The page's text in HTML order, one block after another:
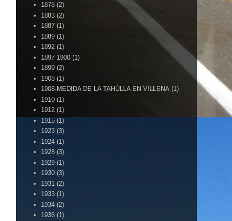
1878 (2)
1883 (2)
1887 (1)
1889 (1)
1892 (1)
1897-1900 (1)
1899 (2)
1908 (1)
1908-MEDIDA DE LA TAHÚLLA EN VILLENA (1)
1910 (1)
1912 (1)
1915 (1)
1923 (3)
1924 (1)
1928 (3)
1929 (1)
1930 (3)
1931 (2)
1933 (1)
1934 (2)
1936 (1)